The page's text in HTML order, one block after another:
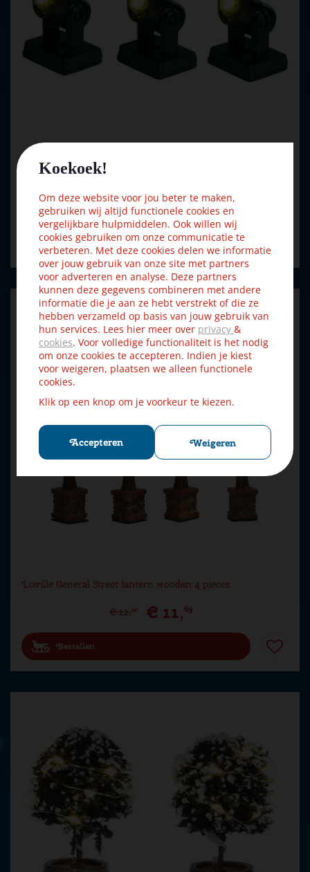
Koekoek!
Om deze website voor jou beter te maken,
gebruiken wij altijd functionele cookies en
vergelijkbare hulpmiddelen. Ook willen wij
cookies gebruiken om onze communicatie te
verbeteren. Met deze cookies delen we informatie
over jouw gebruik van onze site met partners
voor adverteren en analyse. Deze partners
kunnen deze gegevens combineren met andere
informatie die je aan ze hebt verstrekt of die ze
hebben verzameld op basis van jouw gebruik van
hun services. Lees hier meer over privacy &
cookies. Voor volledige functionaliteit is het nodig
om onze cookies te accepteren. Indien je kiest
voor weigeren, plaatsen we alleen functionele
cookies.
Klik op een knop om je voorkeur te kiezen.
Accepteren Weigeren
€ 8 ,19 € 7,37
Bestellen
Luville General Street lantern wooden 4 pieces
€ 12,99 € 11,69
Bestellen